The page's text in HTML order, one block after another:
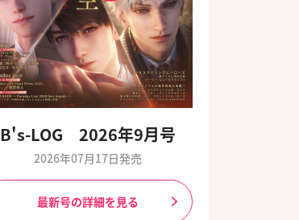
B's-LOG 2026年9月号
2026年07月17日発売
最新号の詳細を見る